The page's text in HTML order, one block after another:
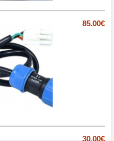
85.00€
30.00€